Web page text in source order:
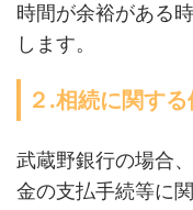
時間が余裕がある
します。
２.相続に関す
武蔵野銀行の場合
金の支払手続等に